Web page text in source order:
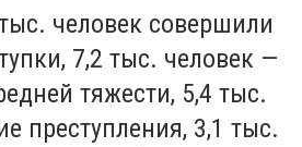
человек совершили
7,2 тыс. человек —
тяжести, 5,4 тыс.
преступления, 3,1 тыс.